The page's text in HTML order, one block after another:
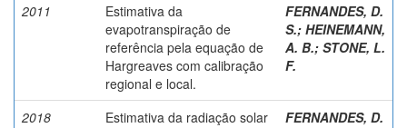
2011
Estimativa da
evapotranspiração de
referência pela equação de
Hargreaves com calibração
regional e local.
FERNANDES, D.
S.; HEINEMANN,
A. B.; STONE, L.
F.
2018
Estimativa da radiação solar
FERNANDES, D.